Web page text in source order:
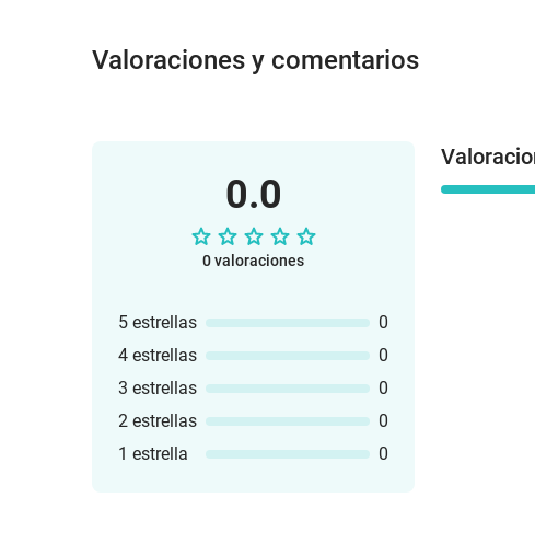
Valoraciones y comentarios
0.0
0 valoraciones
5 estrellas
0
4 estrellas
0
3 estrellas
0
2 estrellas
0
1 estrella
0